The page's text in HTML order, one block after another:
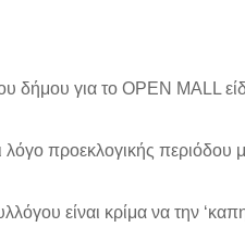
δήμου για το OPEN MALL
προεκλογικής περιόδου
είναι κρίμα να την